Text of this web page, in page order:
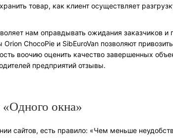
товар, как клиент осуществляет
нам оправдывать ожидания заказчиков
ChocoPie и SibEuroVan позволяют
воочию оценить качество завершенных
предприятий отзывы.
окна»
сайтов, есть правило: «Чем меньше